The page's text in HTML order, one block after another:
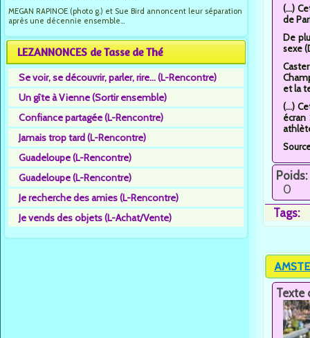
MEGAN RAPINOE (photo g.) et Sue Bird annoncent leur séparation
après une décennie ensemble...
LEZANNONCES de Tasse de Thé
Se voir, se découvrir, parler, rire... (L-Rencontre)
Un gîte à Vienne (Sortir ensemble)
Confiance partagée (L-Rencontre)
Jamais trop tard (L-Rencontre)
Guadeloupe (L-Rencontre)
Guadeloupe (L-Rencontre)
Je recherche des amies (L-Rencontre)
Je vends des objets (L-Achat/Vente)
(...)
de
De
sexe
et la
(...)
écran
Poids:
0
Tags:
Texte